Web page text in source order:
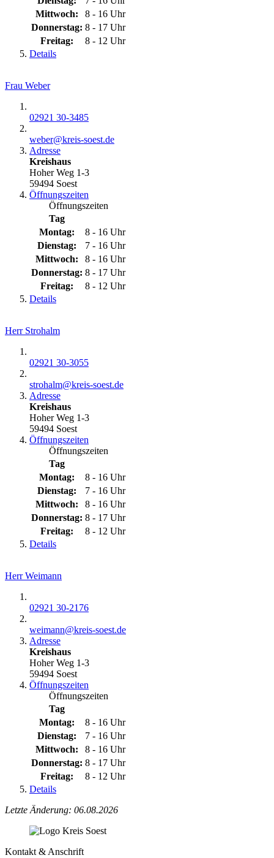
Mittwoch:
8 - 16 Uhr
Donnerstag: 8 - 17 Uhr
Freitag:
8 - 12 Uhr
Details
Frau Weber
02921 30-3485
weber@​kreis-soest.de
Adresse
Kreishaus
Hoher Weg 1-3
59494 Soest
Öffnungszeiten
Öffnungszeiten
Tag
Montag:
8 - 16 Uhr
Dienstag:
7 - 16 Uhr
Mittwoch:
8 - 16 Uhr
Donnerstag: 8 - 17 Uhr
Freitag:
8 - 12 Uhr
Details
Herr Strohalm
02921 30-3055
strohalm@​kreis-soest.de
Adresse
Kreishaus
Hoher Weg 1-3
59494 Soest
Öffnungszeiten
Öffnungszeiten
Tag
Montag:
8 - 16 Uhr
Dienstag:
7 - 16 Uhr
Mittwoch:
8 - 16 Uhr
Donnerstag: 8 - 17 Uhr
Freitag:
8 - 12 Uhr
Details
Herr Weimann
02921 30-2176
weimann@​kreis-soest.de
Adresse
Kreishaus
Hoher Weg 1-3
59494 Soest
Öffnungszeiten
Öffnungszeiten
Tag
Montag:
8 - 16 Uhr
Dienstag:
7 - 16 Uhr
Mittwoch:
8 - 16 Uhr
Donnerstag: 8 - 17 Uhr
Freitag:
8 - 12 Uhr
Details
Letzte Änderung: 06.08.2026
Kontakt & Anschrift